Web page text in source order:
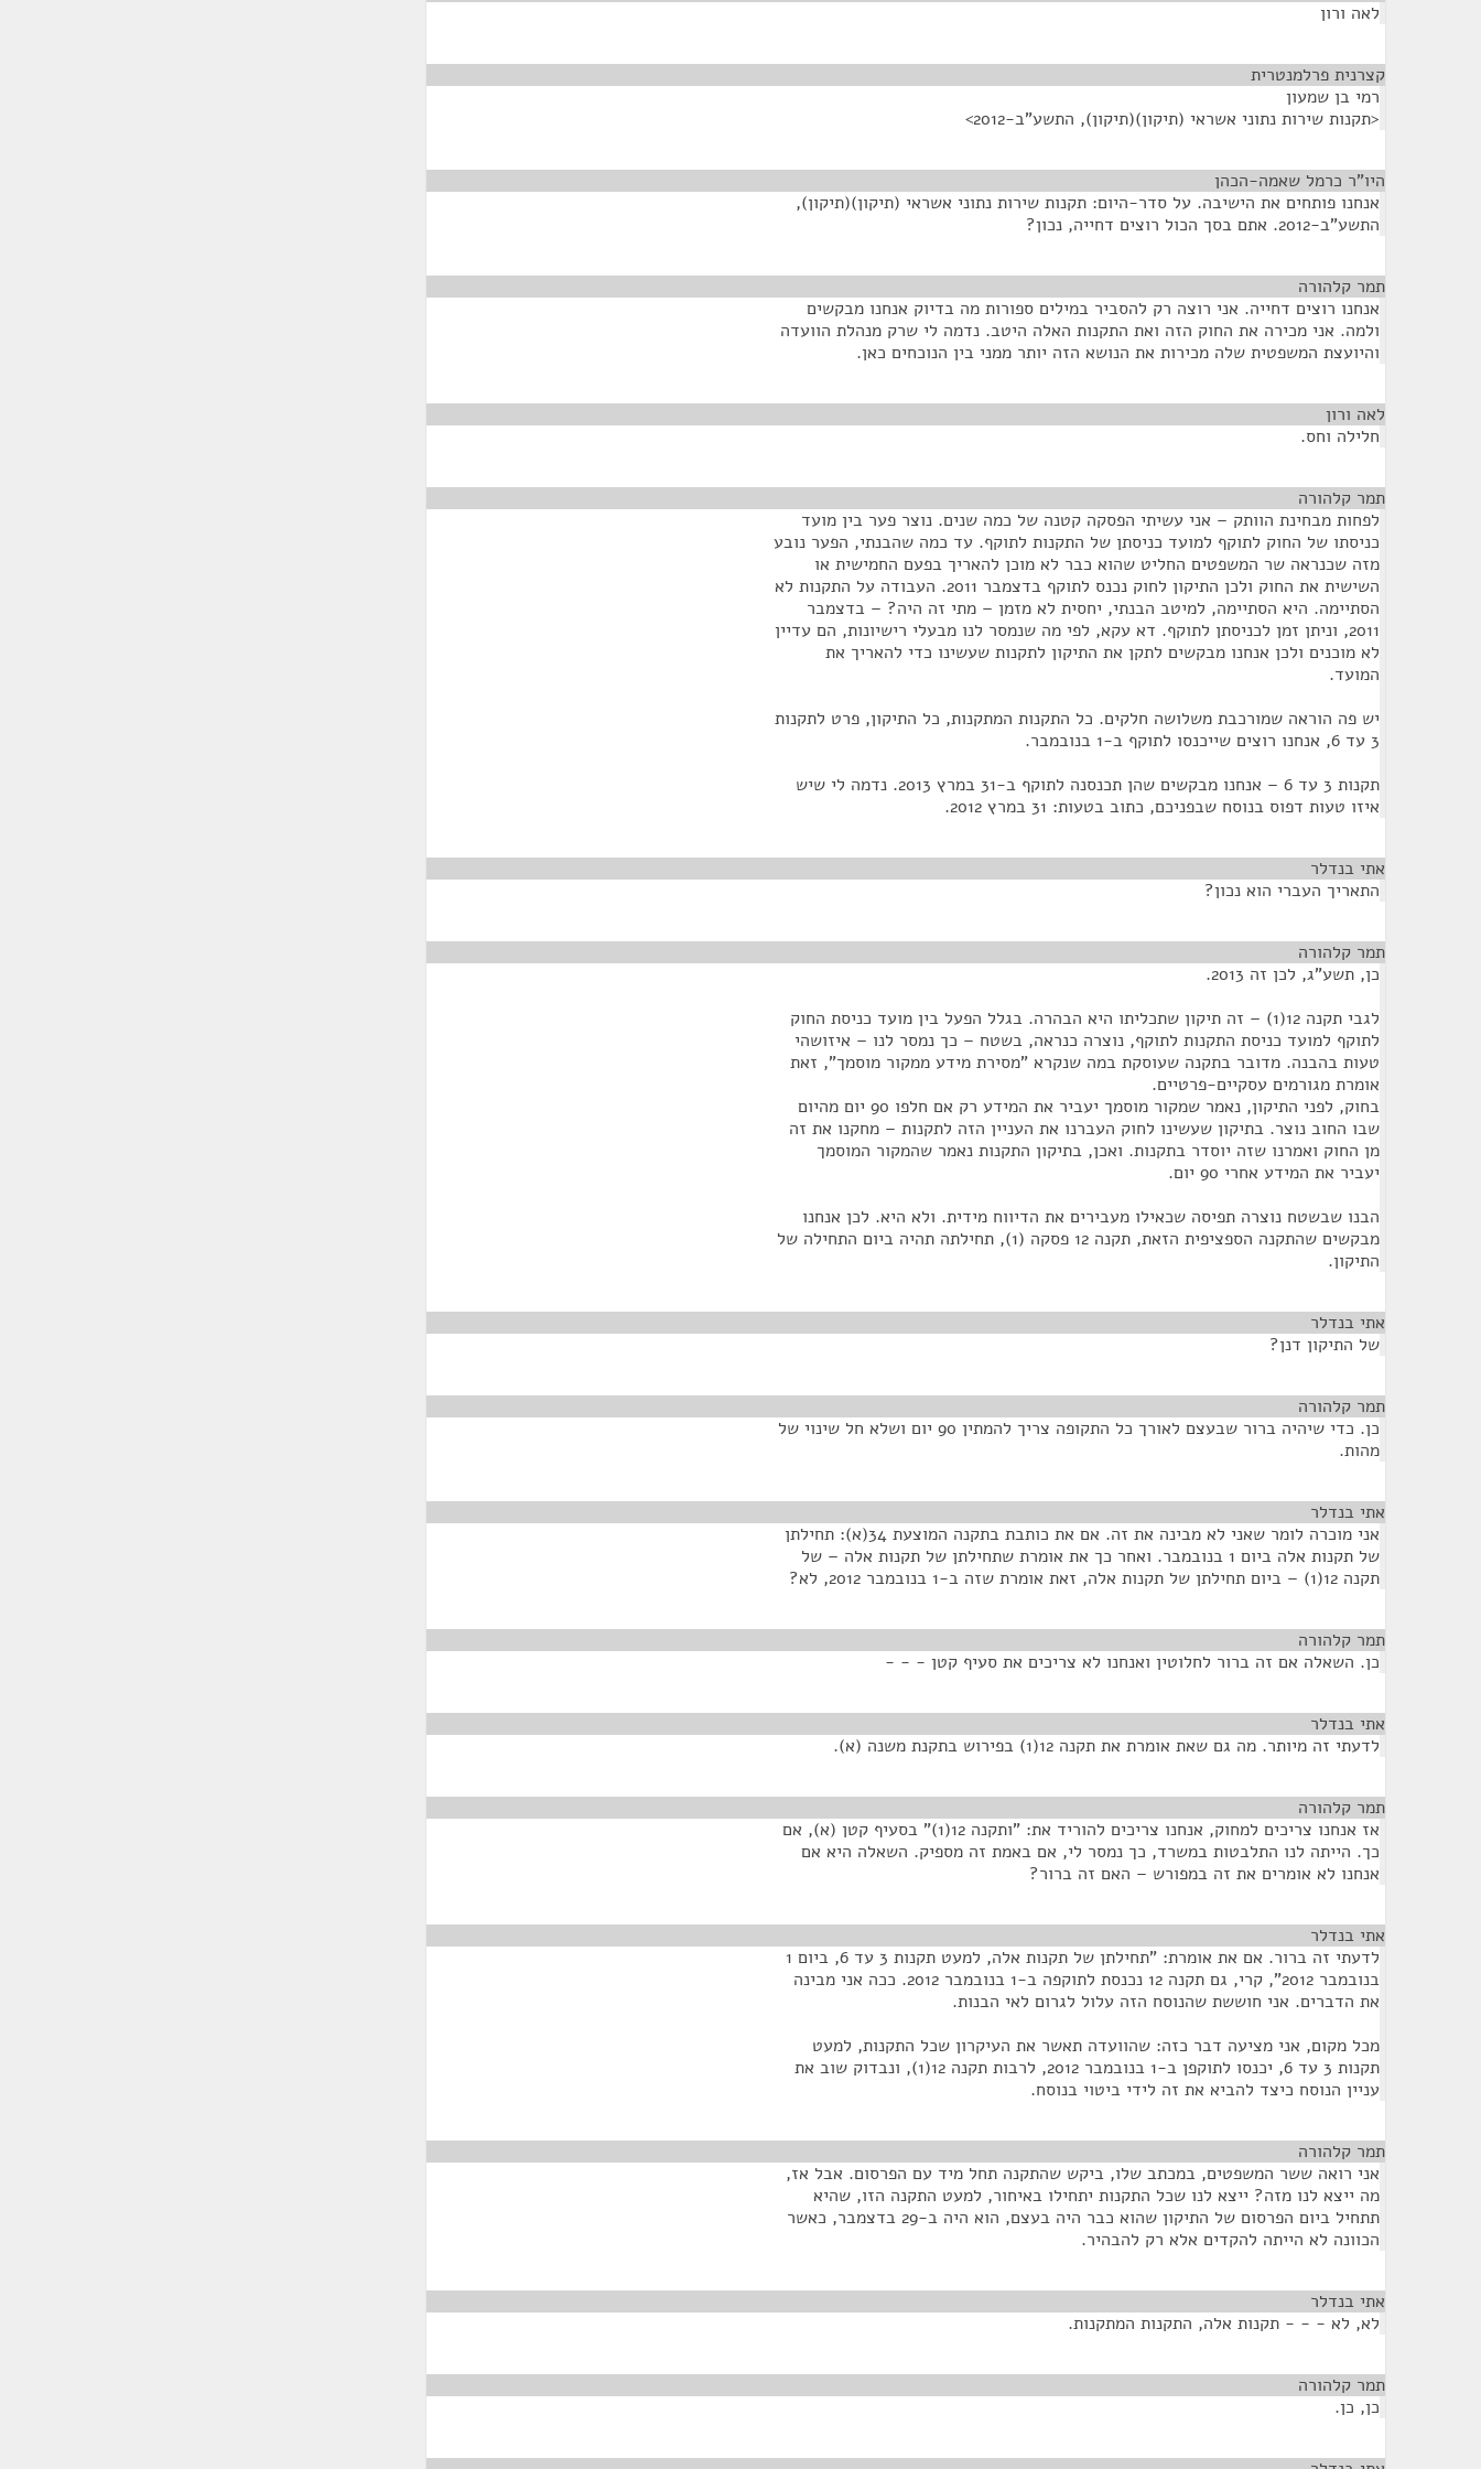
לאה ורון
קצרנית פרלמנטרית
רמי בן שמעון
<תקנות שירות נתוני אשראי (תיקון)(תיקון), התשע"ב-2012>
היו"ר כרמל שאמה-הכהן
אנחנו פותחים את הישיבה. על סדר-היום: תקנות שירות נתוני אשראי (תיקון)(תיקון),
התשע"ב-2012. אתם בסך הכול רוצים דחייה, נכון?
תמר קלהורה
אנחנו רוצים דחייה. אני רוצה רק להסביר במילים ספורות מה בדיוק אנחנו מבקשים
ולמה. אני מכירה את החוק הזה ואת התקנות האלה היטב. נדמה לי שרק מנהלת הוועדה
והיועצת המשפטית שלה מכירות את הנושא הזה יותר ממני בין הנוכחים כאן.
לאה ורון
חלילה וחס.
תמר קלהורה
לפחות מבחינת הוותק – אני עשיתי הפסקה קטנה של כמה שנים. נוצר פער בין מועד
כניסתו של החוק לתוקף למועד כניסתן של התקנות לתוקף. עד כמה שהבנתי, הפער נובע
מזה שכנראה שר המשפטים החליט שהוא כבר לא מוכן להאריך בפעם החמישית או
השישית את החוק ולכן התיקון לחוק נכנס לתוקף בדצמבר 2011. העבודה על התקנות לא
הסתיימה. היא הסתיימה, למיטב הבנתי, יחסית לא מזמן – מתי זה היה? – בדצמבר
2011, וניתן זמן לכניסתן לתוקף. דא עקא, לפי מה שנמסר לנו מבעלי רישיונות, הם עדיין
לא מוכנים ולכן אנחנו מבקשים לתקן את התיקון לתקנות שעשינו כדי להאריך את
המועד.
יש פה הוראה שמורכבת משלושה חלקים. כל התקנות המתקנות, כל התיקון, פרט לתקנות
3 עד 6, אנחנו רוצים שייכנסו לתוקף ב-1 בנובמבר.
תקנות 3 עד 6 – אנחנו מבקשים שהן תכנסנה לתוקף ב-31 במרץ 2013. נדמה לי שיש
איזו טעות דפוס בנוסח שבפניכם, כתוב בטעות: 31 במרץ 2012.
אתי בנדלר
התאריך העברי הוא נכון?
תמר קלהורה
כן, תשע"ג, לכן זה 2013.
לגבי תקנה 12(1) – זה תיקון שתכליתו היא הבהרה. בגלל הפעל בין מועד כניסת החוק
לתוקף למועד כניסת התקנות לתוקף, נוצרה כנראה, בשטח – כך נמסר לנו – איזושהי
טעות בהבנה. מדובר בתקנה שעוסקת במה שנקרא "מסירת מידע ממקור מוסמך", זאת
אומרת מגורמים עסקיים-פרטיים.
בחוק, לפני התיקון, נאמר שמקור מוסמך יעביר את המידע רק אם חלפו 90 יום מהיום
שבו החוב נוצר. בתיקון שעשינו לחוק העברנו את העניין הזה לתקנות – מחקנו את זה
מן החוק ואמרנו שזה יוסדר בתקנות. ואכן, בתיקון התקנות נאמר שהמקור המוסמך
יעביר את המידע אחרי 90 יום.
הבנו שבשטח נוצרה תפיסה שכאילו מעבירים את הדיווח מידית. ולא היא. לכן אנחנו
מבקשים שהתקנה הספציפית הזאת, תקנה 12 פסקה (1), תחילתה תהיה ביום התחילה של
התיקון.
אתי בנדלר
של התיקון דנן?
תמר קלהורה
כן. כדי שיהיה ברור שבעצם לאורך כל התקופה צריך להמתין 90 יום ושלא חל שינוי של
מהות.
אתי בנדלר
אני מוכרה לומר שאני לא מבינה את זה. אם את כותבת בתקנה המוצעת 34(א): תחילתן
של תקנות אלה ביום 1 בנובמבר. ואחר כך את אומרת שתחילתן של תקנות אלה – של
תקנה 12(1) – ביום תחילתן של תקנות אלה, זאת אומרת שזה ב-1 בנובמבר 2012, לא?
תמר קלהורה
כן. השאלה אם זה ברור לחלוטין ואנחנו לא צריכים את סעיף קטן - - -
אתי בנדלר
לדעתי זה מיותר. מה גם שאת אומרת את תקנה 12(1) בפירוש בתקנת משנה (א).
תמר קלהורה
אז אנחנו צריכים למחוק, אנחנו צריכים להוריד את: "ותקנה 12(1)" בסעיף קטן (א), אם
כך. הייתה לנו התלבטות במשרד, כך נמסר לי, אם באמת זה מספיק. השאלה היא אם
אנחנו לא אומרים את זה במפורש – האם זה ברור?
אתי בנדלר
לדעתי זה ברור. אם את אומרת: "תחילתן של תקנות אלה, למעט תקנות 3 עד 6, ביום 1
בנובמבר 2012", קרי, גם תקנה 12 נכנסת לתוקפה ב-1 בנובמבר 2012. ככה אני מבינה
את הדברים. אני חוששת שהנוסח הזה עלול לגרום לאי הבנות.
מכל מקום, אני מציעה דבר כזה: שהוועדה תאשר את העיקרון שכל התקנות, למעט
תקנות 3 עד 6, יכנסו לתוקפן ב-1 בנובמבר 2012, לרבות תקנה 12(1), ונבדוק שוב את
עניין הנוסח כיצד להביא את זה לידי ביטוי בנוסח.
תמר קלהורה
אני רואה ששר המשפטים, במכתב שלו, ביקש שהתקנה תחל מיד עם הפרסום. אבל אז,
מה ייצא לנו מזה? ייצא לנו שכל התקנות יתחילו באיחור, למעט התקנה הזו, שהיא
תתחיל ביום הפרסום של התיקון שהוא כבר היה בעצם, הוא היה ב-29 בדצמבר, כאשר
הכוונה לא הייתה להקדים אלא רק להבהיר.
אתי בנדלר
לא, לא - - - תקנות אלה, התקנות המתקנות.
תמר קלהורה
כן, כן.